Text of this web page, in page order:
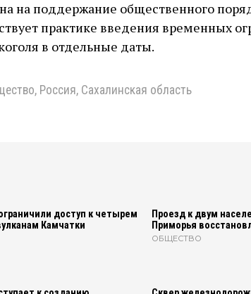
на поддержание общественного
практике введения временных
в отдельные даты.
, Россия, Сахалинская область
доступ к четырем
Камчатки
Проезд к двум
Приморья
ОБЩЕСТВО